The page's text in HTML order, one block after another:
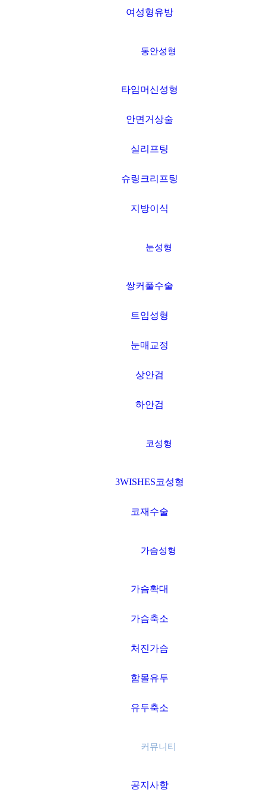
여성형유방
동안성형
타임머신성형
안면거상술
실리프팅
슈링크리프팅
지방이식
눈성형
쌍커풀수술
트임성형
눈매교정
상안검
하안검
코성형
3WISHES코성형
코재수술
가슴성형
가슴확대
가슴축소
처진가슴
함몰유두
유두축소
커뮤니티
공지사항
THREE WISHES NETWORK